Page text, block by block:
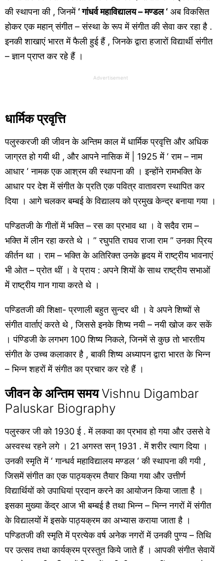
की स्थापना की , जिनमें ‘ गांधर्व महाविद्यालय – मण्डल ‘ अब विकसित
होकर एक महान् संगीत – संस्था के रूप में संगीत की सेवा कर रहा है .
इनकी शाखाएं भारत में फैली हुई हैं , जिनके द्वारा हजारों विद्यार्थी संगीत
– ज्ञान प्राप्त कर रहे हैं ।
Advertisement
धार्मिक प्रवृत्ति
पलुस्करजी की जीवन के अन्तिम काल में धार्मिक प्रवृत्ति और अधिक
जाग्रत हो गयी थी , और आपने नासिक में | 1925 में ‘ राम – नाम
आधार ‘ नामक एक आश्रम की स्थापना की । इन्होंने रामभक्ति के
आधार पर देश में संगीत के प्रति एक पवित्र वातावरण स्थापित कर
दिया । आगे चलकर बम्बई के विद्यालय को प्रमुख केन्द्र बनाया गया ।
पण्डितजी के गीतों में भक्ति – रस का प्रभाव था । वे सदैव राम –
भक्ति में लीन रहा करते थे । ” रघुपति राघव राजा राम ” उनका प्रिय
कीर्तन था । राम – भक्ति के अतिरिक्त उनके हृदय में राष्ट्रीय भावनाएं
भी ओत – प्रोत थीं । वे प्राय : अपने शियों के साथ राष्ट्रीय सभाओं
में राष्ट्रीय गान गाया करते थे ।
पण्डितजी की शिक्षा- प्रणाली बहुत सुन्दर थी । वे अपने शिष्यों से
संगीत वार्ताएं करते थे , जिससे इनके शिष्य नयी – नयी खोज कर सकें
। पंण्डिजी के लगभग 100 शिष्य निकले, जिनमें से कुछ तो भारतीय
संगीत के उच्च कलाकार है , बाकी शिष्य अध्यापन द्वारा भारत के भिन्न
– भिन्न शहरों में संगीत का प्रचार कर रहे हैं ।
जीवन के अन्तिम समयVishnu Digambar
Paluskar Biography
पलुस्कर जी को 1930 ई . में लकवा का प्रभाव हो गया और उससे वे
अस्वस्थ रहने लगे । 21 अगस्त सन् 1931 . में शरीर त्याग दिया ।
उनकी स्मृति में ‘ गान्धर्व महाविद्यालय मण्डल ‘ की स्थापना की गयी ,
जिसमें संगीत का एक पाठ्यक्रम तैयार किया गया और उत्तीर्ण
विद्यार्थियों को उपाधियां प्रदान करने का आयोजन किया जाता है ।
इसका मुख्या केंद्र आज भी बम्बई है तथा भिन्न – भिन्न नगरों में संगीत
के विद्यालयों में इसके पाठ्यक्रम का अभ्यास कराया जाता है ।
पण्डितजी की स्मृति में प्रत्येक वर्ष अनेक नगरों में उनकी पुण्य – तिथि
पर उत्सव तथा कार्यक्रम प्रस्तुत किये जाते हैं । आपकी संगीत सेवायें